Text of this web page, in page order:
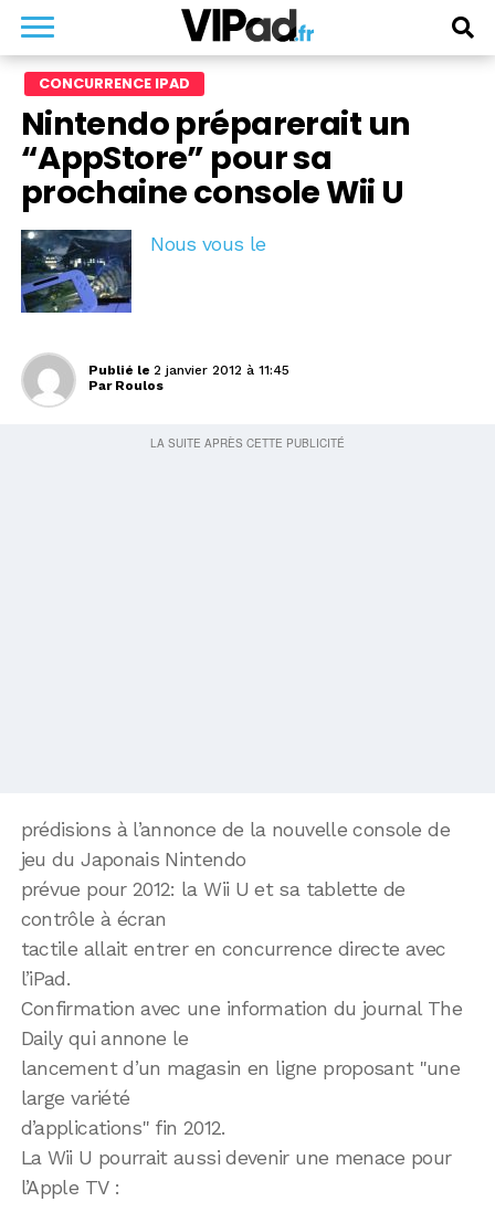
CONCURRENCE IPAD
Nintendo préparerait un
“AppStore” pour sa
prochaine console Wii U
Nous vous le
Publié le 2 janvier 2012 à 11:45
Par Roulos
prédisions à l’annonce de la nouvelle console de
jeu du Japonais Nintendo
prévue pour 2012: la Wii U et sa tablette de
contrôle à écran
tactile allait entrer en concurrence directe avec
l’iPad.
Confirmation avec une information du journal The
Daily qui annone le
lancement d’un magasin en ligne proposant "une
large variété
d’applications" fin 2012.
La Wii U pourrait aussi devenir une menace pour
l’Apple TV :